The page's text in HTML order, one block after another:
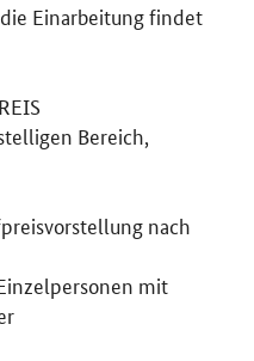
Einarbeitung findet
Bereich,
nach
mit